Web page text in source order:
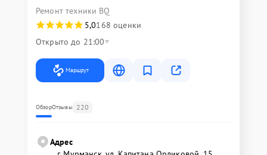
Ремонт техники BQ
5,0168 оценки
Открыто до 21:00
Маршрут
ОбзорОтзывы 220
Адрес